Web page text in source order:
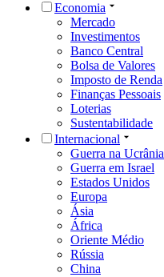
Economia
Mercado
Investimentos
Banco Central
Bolsa de Valores
Imposto de Renda
Finanças Pessoais
Loterias
Sustentabilidade
Internacional
Guerra na Ucrânia
Guerra em Israel
Estados Unidos
Europa
Ásia
África
Oriente Médio
Rússia
China